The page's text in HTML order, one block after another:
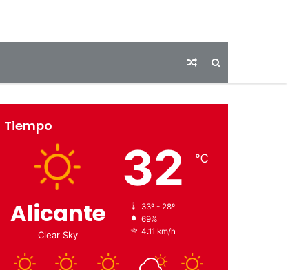
Articulo
aleatorio
Tiempo
Alicante
Clear Sky
32 ℃
33º - 28º
69%
4.11 km/h